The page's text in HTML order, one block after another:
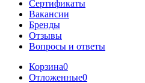
Сертификаты
Вакансии
Бренды
Отзывы
Вопросы и ответы
Корзина0
Отложенные0